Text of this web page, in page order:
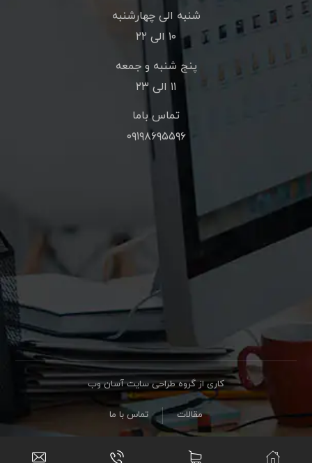
شنبه الی چهارشنبه
۱۰ الی ۲۲
پنج شنبه و جمعه
۱۱ الی ۲۳
تماس باما
۰۹۱۹۸۶۹۵۵۹۶
کاری از گروه طراحی سایت آسان وب
تماس با ما مقالات